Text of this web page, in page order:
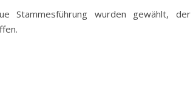
Stammesführung wurden gewählt,